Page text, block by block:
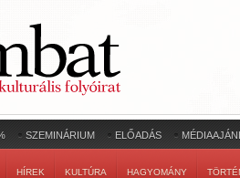
SZEMINÁRIUM ELŐADÁS
HÍREK KULTÚRA HAGYOMÁNY